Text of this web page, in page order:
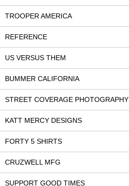
TROOPER AMERICA
REFERENCE
US VERSUS THEM
BUMMER CALIFORNIA
STREET COVERAGE PHOTOGRAPHY
KATT MERCY DESIGNS
FORTY 5 SHIRTS
CRUZWELL MFG
SUPPORT GOOD TIMES